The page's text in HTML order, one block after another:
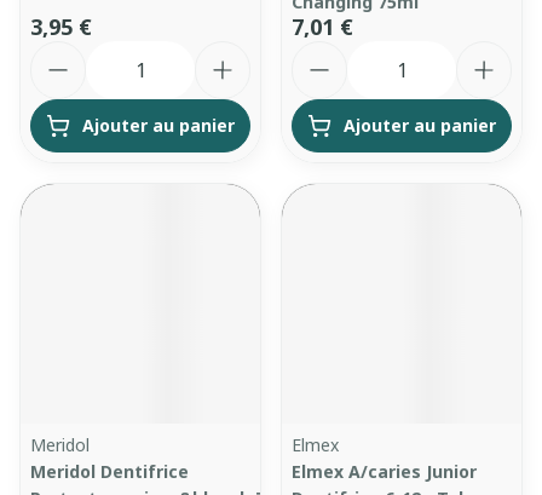
3,95 €
Ajouter au panier
7,01 €
Ajouter au panier
Meridol
Meridol Dentifrice
Elmex
Elmex A/caries Junior